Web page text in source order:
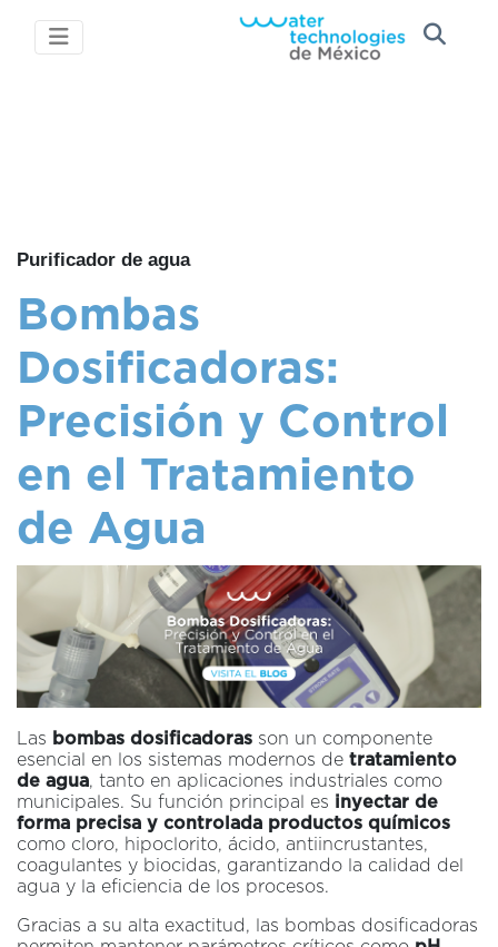
Purificador de agua
Bombas
Dosificadoras:
Precisión y Control
en el Tratamiento
de Agua
Las bombas dosificadoras son un componente
esencial en los sistemas modernos de tratamiento
de agua, tanto en aplicaciones industriales como
municipales. Su función principal es inyectar de
forma precisa y controlada productos químicos
como cloro, hipoclorito, ácido, antiincrustantes,
coagulantes y biocidas, garantizando la calidad del
agua y la eficiencia de los procesos.
Gracias a su alta exactitud, las bombas dosificadoras